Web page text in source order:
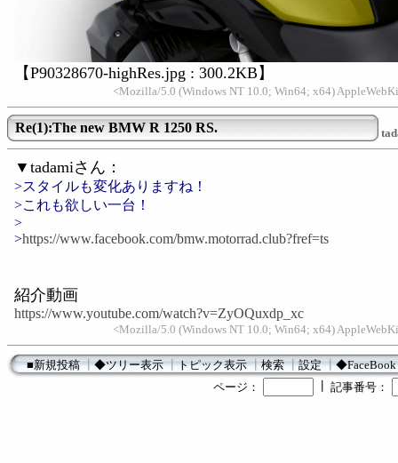
【P90328670-highRes.jpg : 300.2KB】
<Mozilla/5.0 (Windows NT 10.0; Win64; x64)
Re(1):The new BMW R 1250 RS.
▼tadamiさん：
>スタイルも変化ありますね！
>これも欲しい一台！
>
>https://www.facebook.com/bmw.motorrad.club?fref=ts
紹介動画
https://www.youtube.com/watch?v=ZyOQuxdp_xc
<Mozilla/5.0 (Windows NT 10.0; Win64; x64)
■新規投稿┃◆ツリー表示┃トピック表示┃検索┃設定┃◆FaceBook
ページ：
記事番号：